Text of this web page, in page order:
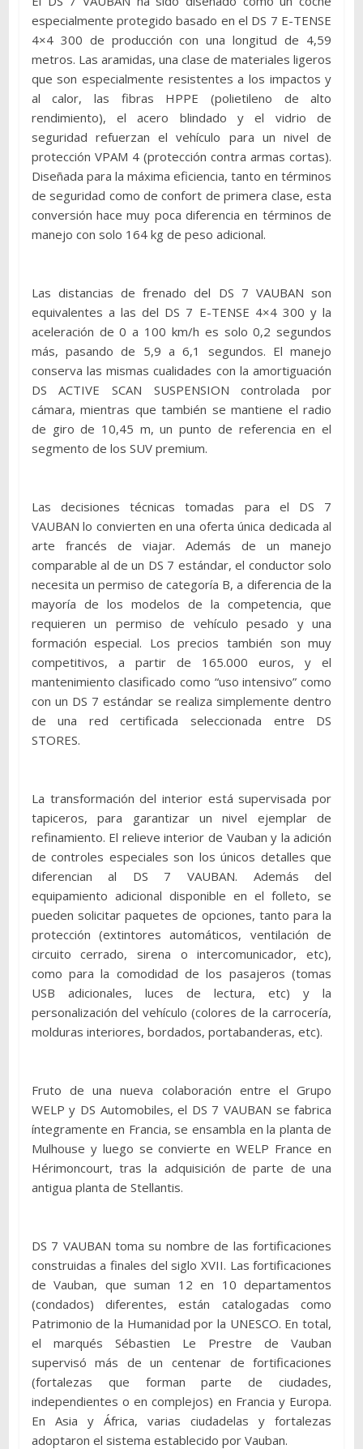
especialmente protegido basado en el DS 7 E-TENSE
4×4 300 de producción con una longitud de 4,59
metros. Las aramidas, una clase de materiales ligeros
que son especialmente resistentes a los impactos y
al calor, las fibras HPPE (polietileno de alto
rendimiento), el acero blindado y el vidrio de
seguridad refuerzan el vehículo para un nivel de
protección VPAM 4 (protección contra armas cortas).
Diseñada para la máxima eficiencia, tanto en términos
de seguridad como de confort de primera clase, esta
conversión hace muy poca diferencia en términos de
manejo con solo 164 kg de peso adicional.
Las distancias de frenado del DS 7 VAUBAN son
equivalentes a las del DS 7 E-TENSE 4×4 300 y la
aceleración de 0 a 100 km/h es solo 0,2 segundos
más, pasando de 5,9 a 6,1 segundos. El manejo
conserva las mismas cualidades con la amortiguación
DS ACTIVE SCAN SUSPENSION controlada por
cámara, mientras que también se mantiene el radio
de giro de 10,45 m, un punto de referencia en el
segmento de los SUV premium.
Las decisiones técnicas tomadas para el DS 7
VAUBAN lo convierten en una oferta única dedicada al
arte francés de viajar. Además de un manejo
comparable al de un DS 7 estándar, el conductor solo
necesita un permiso de categoría B, a diferencia de la
mayoría de los modelos de la competencia, que
requieren un permiso de vehículo pesado y una
formación especial. Los precios también son muy
competitivos, a partir de 165.000 euros, y el
mantenimiento clasificado como “uso intensivo” como
con un DS 7 estándar se realiza simplemente dentro
de una red certificada seleccionada entre DS
STORES.
La transformación del interior está supervisada por
tapiceros, para garantizar un nivel ejemplar de
refinamiento. El relieve interior de Vauban y la adición
de controles especiales son los únicos detalles que
diferencian al DS 7 VAUBAN. Además del
equipamiento adicional disponible en el folleto, se
pueden solicitar paquetes de opciones, tanto para la
protección (extintores automáticos, ventilación de
circuito cerrado, sirena o intercomunicador, etc),
como para la comodidad de los pasajeros (tomas
USB adicionales, luces de lectura, etc) y la
personalización del vehículo (colores de la carrocería,
molduras interiores, bordados, portabanderas, etc).
Fruto de una nueva colaboración entre el Grupo
WELP y DS Automobiles, el DS 7 VAUBAN se fabrica
íntegramente en Francia, se ensambla en la planta de
Mulhouse y luego se convierte en WELP France en
Hérimoncourt, tras la adquisición de parte de una
antigua planta de Stellantis.
DS 7 VAUBAN toma su nombre de las fortificaciones
construidas a finales del siglo XVII. Las fortificaciones
de Vauban, que suman 12 en 10 departamentos
(condados) diferentes, están catalogadas como
Patrimonio de la Humanidad por la UNESCO. En total,
el marqués Sébastien Le Prestre de Vauban
supervisó más de un centenar de fortificaciones
(fortalezas que forman parte de ciudades,
independientes o en complejos) en Francia y Europa.
En Asia y África, varias ciudadelas y fortalezas
adoptaron el sistema establecido por Vauban.